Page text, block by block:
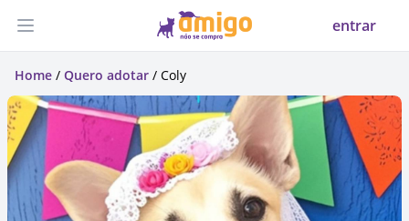
Abrir menu entrar
Home / Quero adotar / Coly